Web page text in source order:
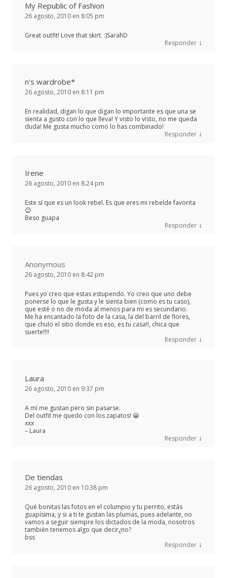
My Republic of Fashion
26 agosto, 2010 en 8:05 pm
Great outfit! Love that skirt. :)SarahD
Responder ↓
n's wardrobe*
26 agosto, 2010 en 8:11 pm
En realidad, digan lo que digan lo importante es que una se
sienta a gusto con lo que lleva! Y visto lo visto, no me queda
duda! Me gusta mucho como lo has combinado!
Responder ↓
Irene
26 agosto, 2010 en 8:24 pm
Este sí que es un look rebel. Es que eres mi rebelde favorita
😉
Beso guapa
Responder ↓
Anonymous
26 agosto, 2010 en 8:42 pm
Pues yo creo que estas estupendo. Yo creo que uno debe
ponerse lo que le gusta y le sienta bien (como es tu caso),
que esté o no de moda al menos para mi es secundario.
Me ha encantado la foto de la casa, la del barril de flores,
que chulo el sitio donde es eso, es tu casa!!, chica que
suerte!!!!
Responder ↓
Laura
26 agosto, 2010 en 9:37 pm
A mí me gustan pero sin pasarse.
Del outfit me quedo con los zapatos! 😀
xxx
– Laura
Responder ↓
De tiendas
26 agosto, 2010 en 10:38 pm
Qué bonitas las fotos en el columpio y tu perrito, estás
guapísima, y si a ti te gustan las plumas, pues adelante, no
vamos a seguir siempre los dictados de la moda, nosotros
también tenemos algo que decir¿no?
bss
Responder ↓